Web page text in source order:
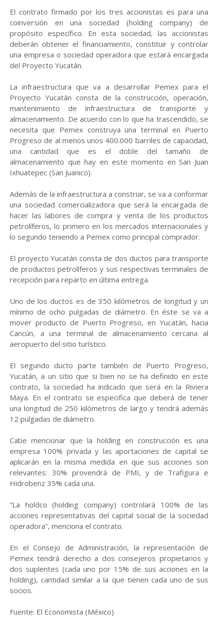
El contrato firmado por los tres accionistas es para una
coinversión en una sociedad (holding company) de
propósito específico. En esta sociedad, las accionistas
deberán obtener el financiamiento, constituir y controlar
una empresa o sociedad operadora que estará encargada
del Proyecto Yucatán.
La infraestructura que va a desarrollar Pemex para el
Proyecto Yucatán consta de la construcción, operación,
mantenimiento de infraestructura de transporte y
almacenamiento. De acuerdo con lo que ha trascendido, se
necesita que Pemex construya una terminal en Puerto
Progreso de al menos unos 400.000 barriles de capacidad,
una cantidad que es el doble del tamaño de
almacenamiento que hay en este momento en San Juan
Ixhuatepec (San Juanico).
Además de la infraestructura a construir, se va a conformar
una sociedad comercializadora que será la encargada de
hacer las labores de compra y venta de los productos
petrolíferos, lo primero en los mercados internacionales y
lo segundo teniendo a Pemex como principal comprador.
El proyecto Yucatán consta de dos ductos para transporte
de productos petrolíferos y sus respectivas terminales de
recepción para reparto en última entrega.
Uno de los ductos es de 350 kilómetros de longitud y un
mínimo de ocho pulgadas de diámetro. En éste se va a
mover producto de Puerto Progreso, en Yucatán, hacia
Cancún, a una terminal de almacenamiento cercana al
aeropuerto del sitio turístico.
El segundo ducto parte también de Puerto Progreso,
Yucatán, a un sitio que si bien no se ha definido en este
contrato, la sociedad ha indicado que será en la Riviera
Maya. En el contrato se especifica que deberá de tener
una longitud de 250 kilómetros de largo y tendrá además
12 pulgadas de diámetro.
Cabe mencionar que la holding en construcción es una
empresa 100% privada y las aportaciones de capital se
aplicarán en la misma medida en que sus acciones son
relevantes: 30% provendrá de PMI, y de Trafigura e
Hidrobenz 35% cada una.
“La holdco (holding company) controlará 100% de las
acciones representativas del capital social de la sociedad
operadora”, menciona el contrato.
En el Consejo de Administración, la representación de
Pemex tendrá derecho a dos consejeros propietarios y
dos suplentes (cada uno por 15% de sus acciones en la
holding), cantidad similar a la que tienen cada uno de sus
socios.
Fuente: El Economista (México)